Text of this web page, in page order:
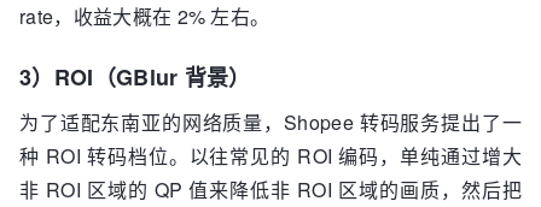
rate，收益大概在 2% 左右。
3）ROI（GBlur 背景）
为了适配东南亚的网络质量，Shopee 转码服务提出了一
种 ROI 转码档位。以往常见的 ROI 编码，单纯通过增大
非 ROI 区域的 QP 值来降低非 ROI 区域的画质，然后把